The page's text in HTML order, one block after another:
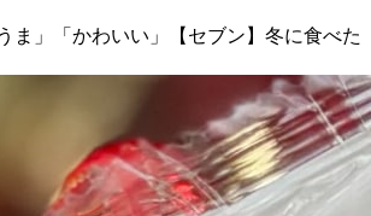
ま」「かわいい」【セブン】冬に食べた